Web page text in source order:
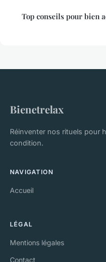
Top conseils pour bien
Bienetrelax
Réinventer nos rituels pour
condition.
NAVIGATION
Accueil
LÉGAL
Mentions légales
Contact